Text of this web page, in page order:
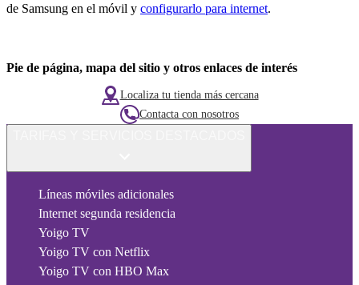
de Samsung en el móvil y configurarlo para internet.
Pie de página, mapa del sitio y otros enlaces de interés
Localiza tu tienda más cercana
Contacta con nosotros
Líneas móviles adicionales
Internet segunda residencia
Yoigo TV
Yoigo TV con Netflix
Yoigo TV con HBO Max